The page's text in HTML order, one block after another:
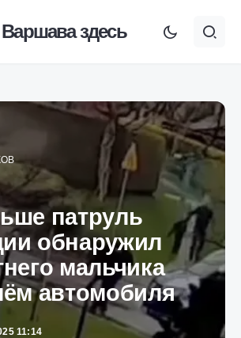
Варшава здесь
патруль
обнаружил
мальчика
автомобиля
11:14